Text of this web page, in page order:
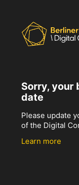
Sorry, your
date
Please update
of the Digital
Learn more